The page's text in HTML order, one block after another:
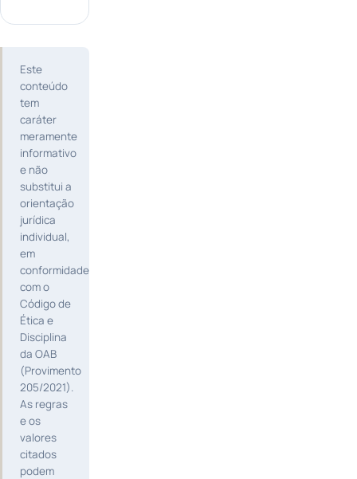
Este
conteúdo
tem
caráter
meramente
informativo
e não
substitui a
orientação
jurídica
individual,
em
conformidade
com o
Código de
Ética e
Disciplina
da OAB
(Provimento
205/2021).
As regras
e os
valores
citados
podem